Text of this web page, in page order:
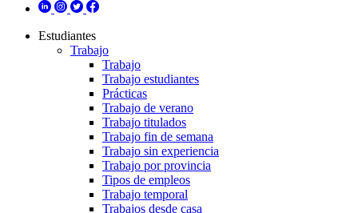
Estudiantes
Trabajo
Trabajo
Trabajo estudiantes
Prácticas
Trabajo de verano
Trabajo titulados
Trabajo fin de semana
Trabajo sin experiencia
Trabajo por provincia
Tipos de empleos
Trabajo temporal
Trabajos desde casa